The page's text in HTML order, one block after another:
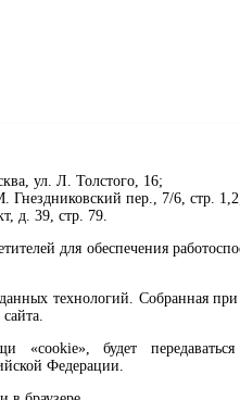
ул. Л. Толстого, 16;
Гнездниковский пер., 7/6, стр.
д. 39, стр. 79.
для обеспечения
данных технологий. Собранная
будет передаваться
Федерации.